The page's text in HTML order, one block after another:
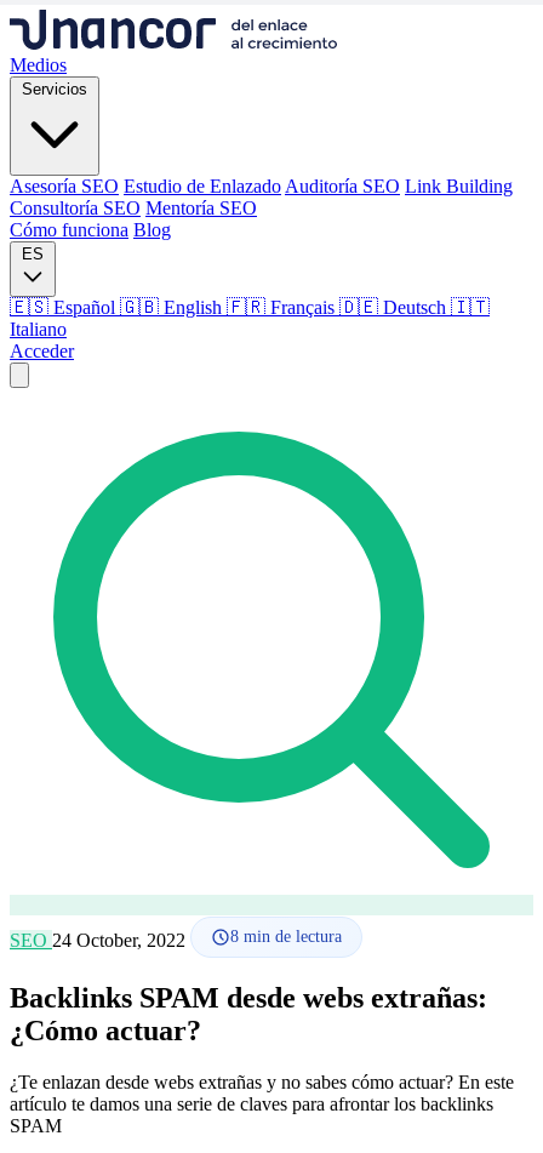
Medios
Servicios
Asesoría SEO Estudio de Enlazado Auditoría SEO Link Building
Consultoría SEO Mentoría SEO
Cómo funciona Blog
ES
🇪🇸 Español 🇬🇧 English 🇫🇷 Français 🇩🇪 Deutsch 🇮🇹
Italiano
Acceder
Asesoría SEO Estudio de Enlazado Auditoría SEO
Consultoría SEO
Cómo funciona
Idioma
🇪🇸 ES
🇬🇧 EN
Acceder
SEO 24 October, 2022 8 min de lectura
Backlinks SPAM desde webs extrañas:
¿Cómo actuar?
¿Te enlazan desde webs extrañas y no sabes cómo actuar? En este
artículo te damos una serie de claves para afrontar los backlinks
SPAM